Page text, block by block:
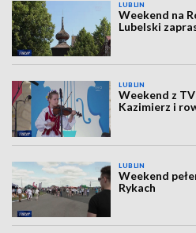
LUBLIN
Weekend na
Lubelski
LUBLIN
Weekend z
Kazimierz i
LUBLIN
Weekend
Rykach